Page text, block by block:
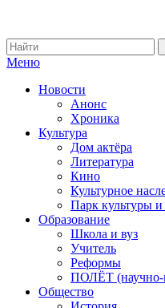
Меню
Новости
Анонс
Хроника
Культура
Дом актёра
Литература
Кино
Культурное
Парк культуры и
Образование
Школа и вуз
Учитель
Реформы
ПОЛЁТ (научно-
Общество